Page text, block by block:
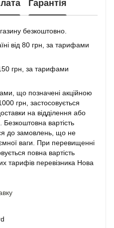
Гарантія
безкоштовно.
від 80 грн, за тарифами
грн, за тарифами
що позначені акційною
грн, застосовується
на відділення або
вартість
до замовлень, що не
ваги. При перевищенні
повна вартість
тарифів перевізника Нова